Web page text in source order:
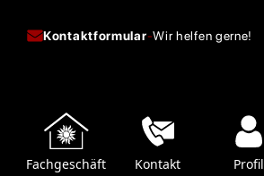
Kontaktformular-Wir helfen gerne!
Fachgeschäft Kontakt Profil